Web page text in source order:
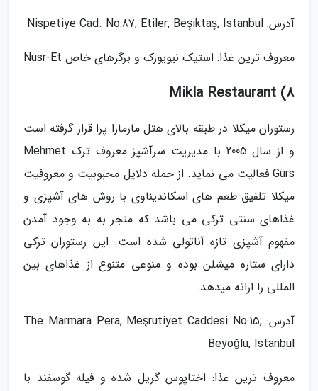
آدرس: Nispetiye Cad. No:87, Etiler, Beşiktaş, Istanbul
معروف ترین غذا: استیک نیویورک و برگرهای خاص Nusr-Et
8) Mikla Restaurant
رستوران میکلا در طبقه بالای هتل مارمارا پرا قرار گرفته است
و از سال 2005 با مدیریت سرآشپز معروف ترک Mehmet
Gürs فعالیت می نماید. از جمله دلایل محبوبیت و معروفیت
میکلا تلفیق طعم های اسکاندیناوی با روش های آشپزی و
غذاهای سنتی ترکی می باشد که منجر به به وجود آمدن
مفهوم آشپزی تازه آناتولی شده است. این رستوران ترکی
دارای ستاره میشلن بوده و منوعی متنوع از غذاهای بین
المللی را ارائه میدهد.
آدرس: The Marmara Pera, Meşrutiyet Caddesi No:15,
Beyoğlu, Istanbul
معروف ترین غذا: اختاپوس گریل شده و فیله گوسفند با